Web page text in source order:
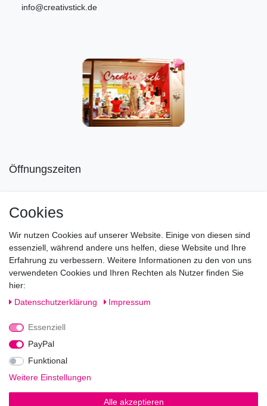
info@creativstick.de
Öffnungszeiten
Di-Fr von 10.00 - 18.30 Uhr
Sa von 11.00 - 16.00 Uhr
Besuchen Sie unsere Verkaufsräume, dort beraten wir Sie
gerne.
Fragen?
Rufen Sie an!
0221-5696511
Impressum Daten­schutz­erklärung AGB
Cookies
Wir nutzen Cookies auf unserer Website. Einige von diesen sind
essenziell, während andere uns helfen, diese Website und Ihre
Erfahrung zu verbessern. Weitere Informationen zu den von uns
verwendeten Cookies und Ihren Rechten als Nutzer finden Sie
hier:
Daten­schutz­erklärung
Impressum
Essenziell
PayPal
Funktional
Weitere Einstellungen
Alle akzeptieren